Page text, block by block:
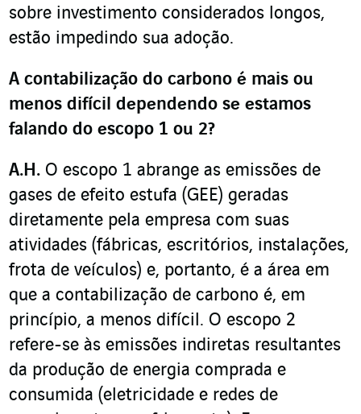
sobre investimento considerados longos,
estão impedindo sua adoção.
A contabilização do carbono é mais ou
menos difícil dependendo se estamos
falando do escopo 1 ou 2?
A.H. O escopo 1 abrange as emissões de
gases de efeito estufa (GEE) geradas
diretamente pela empresa com suas
atividades (fábricas, escritórios, instalações,
frota de veículos) e, portanto, é a área em
que a contabilização de carbono é, em
princípio, a menos difícil. O escopo 2
refere-se às emissões indiretas resultantes
da produção de energia comprada e
consumida (eletricidade e redes de